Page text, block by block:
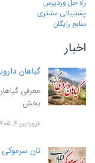
راه حل وردپرس
پشتیبانی مشتری
منابع رایگان
اخبار
گیاهان
معرفی
بخش
فروردین ۴, ۱۴۰۵
نان سرموکی